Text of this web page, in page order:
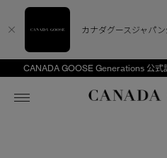
CANADA GOOSE Generations 公式
カナダグースジャパ